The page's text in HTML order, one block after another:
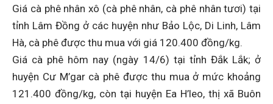
Giá cà phê nhân xô (cà phê nhân, cà phê nhân tươi) tại
tỉnh Lâm Đồng ở các huyện như Bảo Lộc, Di Linh, Lâm
Hà, cà phê được thu mua với giá 120.400 đồng/kg.
Giá cà phê hôm nay (ngày 14/6) tại tỉnh Đắk Lắk; ở
huyện Cư M’gar cà phê được thu mua ở mức khoảng
121.400 đồng/kg, còn tại huyện Ea H’leo, thị xã Buôn